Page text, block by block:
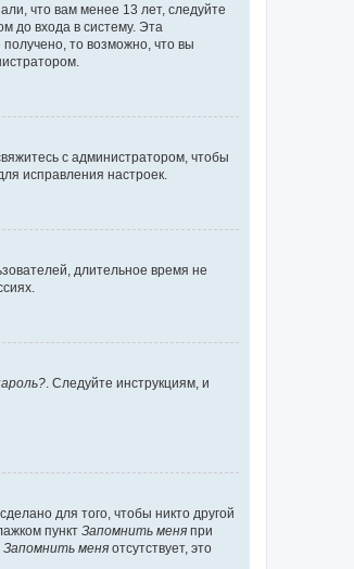
что вам менее 13 лет, следуйте
до входа в систему. Эта
то возможно, что вы
с администратором, чтобы
исправления настроек.
длительное время не
. Следуйте инструкциям, и
для того, чтобы никто другой
пункт Запомнить меня при
Запомнить меня отсутствует, это